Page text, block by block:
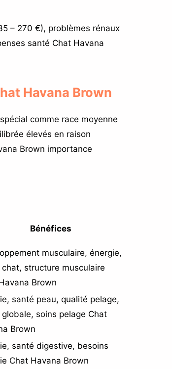
– 270 €), problèmes rénaux
santé Chat Havana
Havana Brown
comme race moyenne
élevés en raison
Brown importance
Bénéfices
musculaire, énergie,
chat, structure musculaire
Brown
santé peau, qualité pelage,
soins pelage Chat
Brown
santé digestive, besoins
Chat Havana Brown